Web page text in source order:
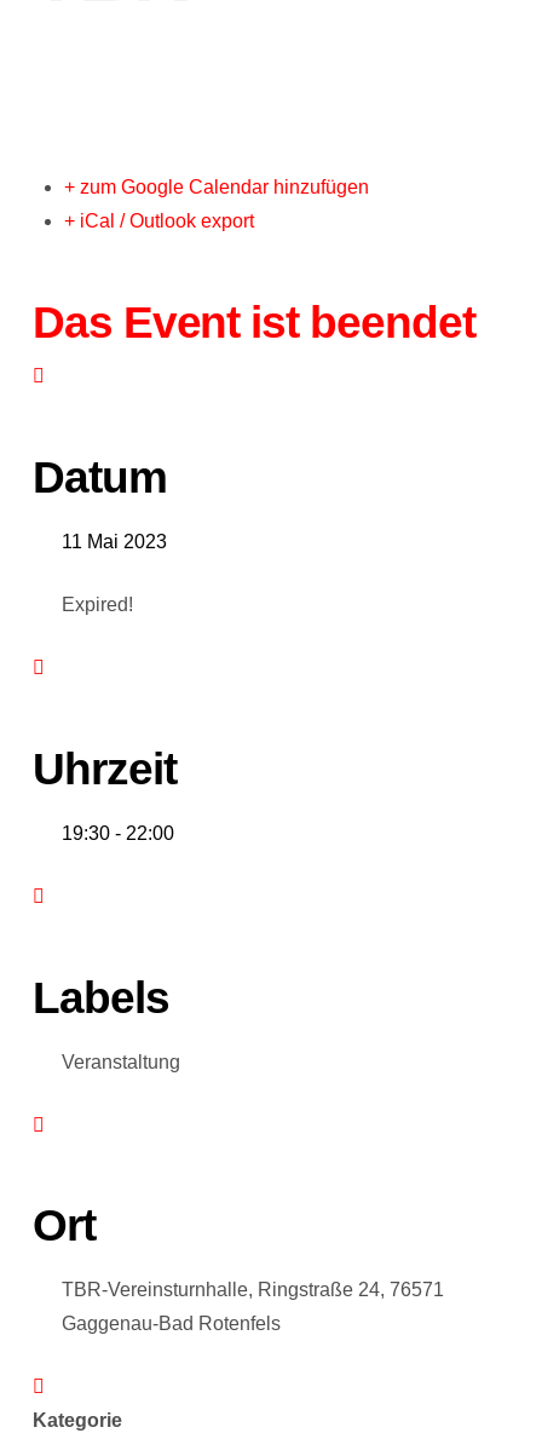
+ zum Google Calendar hinzufügen
+ iCal / Outlook export
Das Event ist beendet
Datum
11 Mai 2023
Expired!
Uhrzeit
19:30 - 22:00
Labels
Veranstaltung
Ort
TBR-Vereinsturnhalle, Ringstraße 24, 76571
Gaggenau-Bad Rotenfels
Kategorie